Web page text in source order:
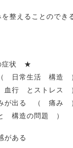
整えることのでき
症状 ★
日常生活 構造
行 とストレス
が出る （ 痛み
構造の問題 ）
がある